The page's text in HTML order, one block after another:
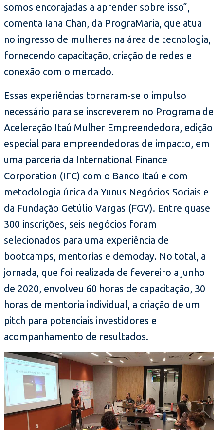
somos encorajadas a aprender sobre isso”,
comenta Iana Chan, da PrograMaria, que atua
no ingresso de mulheres na área de tecnologia,
fornecendo capacitação, criação de redes e
conexão com o mercado.
Essas experiências tornaram-se o impulso
necessário para se inscreverem no Programa de
Aceleração Itaú Mulher Empreendedora, edição
especial para empreendedoras de impacto, em
uma parceria da International Finance
Corporation (IFC) com o Banco Itaú e com
metodologia única da Yunus Negócios Sociais e
da Fundação Getúlio Vargas (FGV). Entre quase
300 inscrições, seis negócios foram
selecionados para uma experiência de
bootcamps, mentorias e demoday. No total, a
jornada, que foi realizada de fevereiro a junho
de 2020, envolveu 60 horas de capacitação, 30
horas de mentoria individual, a criação de um
pitch para potenciais investidores e
acompanhamento de resultados.